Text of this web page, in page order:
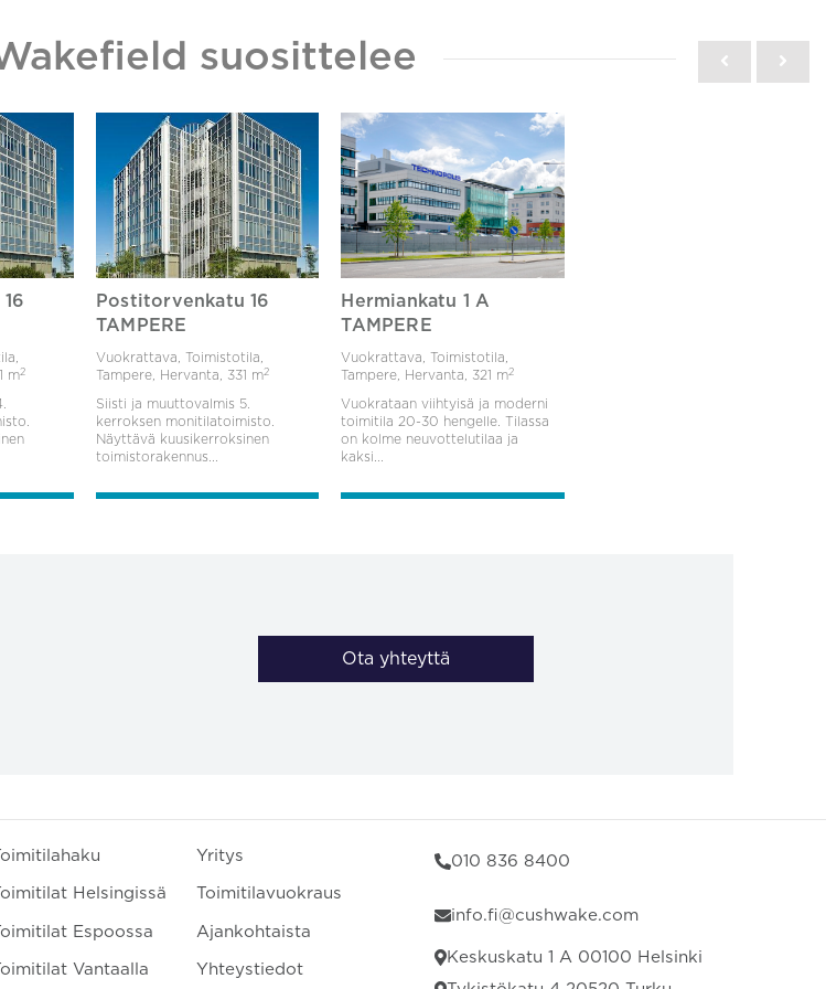
suosittelee
m2
Postitorvenkatu 16
TAMPERE
Vuokrattava, Toimistotila,
Tampere, Hervanta, 331 m2
Siisti ja muuttovalmis 5.
kerroksen monitilatoimisto.
Näyttävä kuusikerroksinen
toimistorakennus...
Hermiankatu 1 A
TAMPERE
Vuokrattava, Toimistotila,
Tampere, Hervanta, 321 m2
Vuokrataan viihtyisä ja moderni
toimitila 20-30 hengelle. Tilassa
on kolme neuvottelutilaa ja
kaksi...
Ota yhteyttä
Toimitilahaku
Toimitilat Helsingissä
Toimitilat Espoossa
Toimitilat Vantaalla
Yritys
Toimitilavuokraus
Ajankohtaista
Yhteystiedot
010 836 8400
info.fi@cushwake.com
Keskuskatu 1 A 00100 Helsinki